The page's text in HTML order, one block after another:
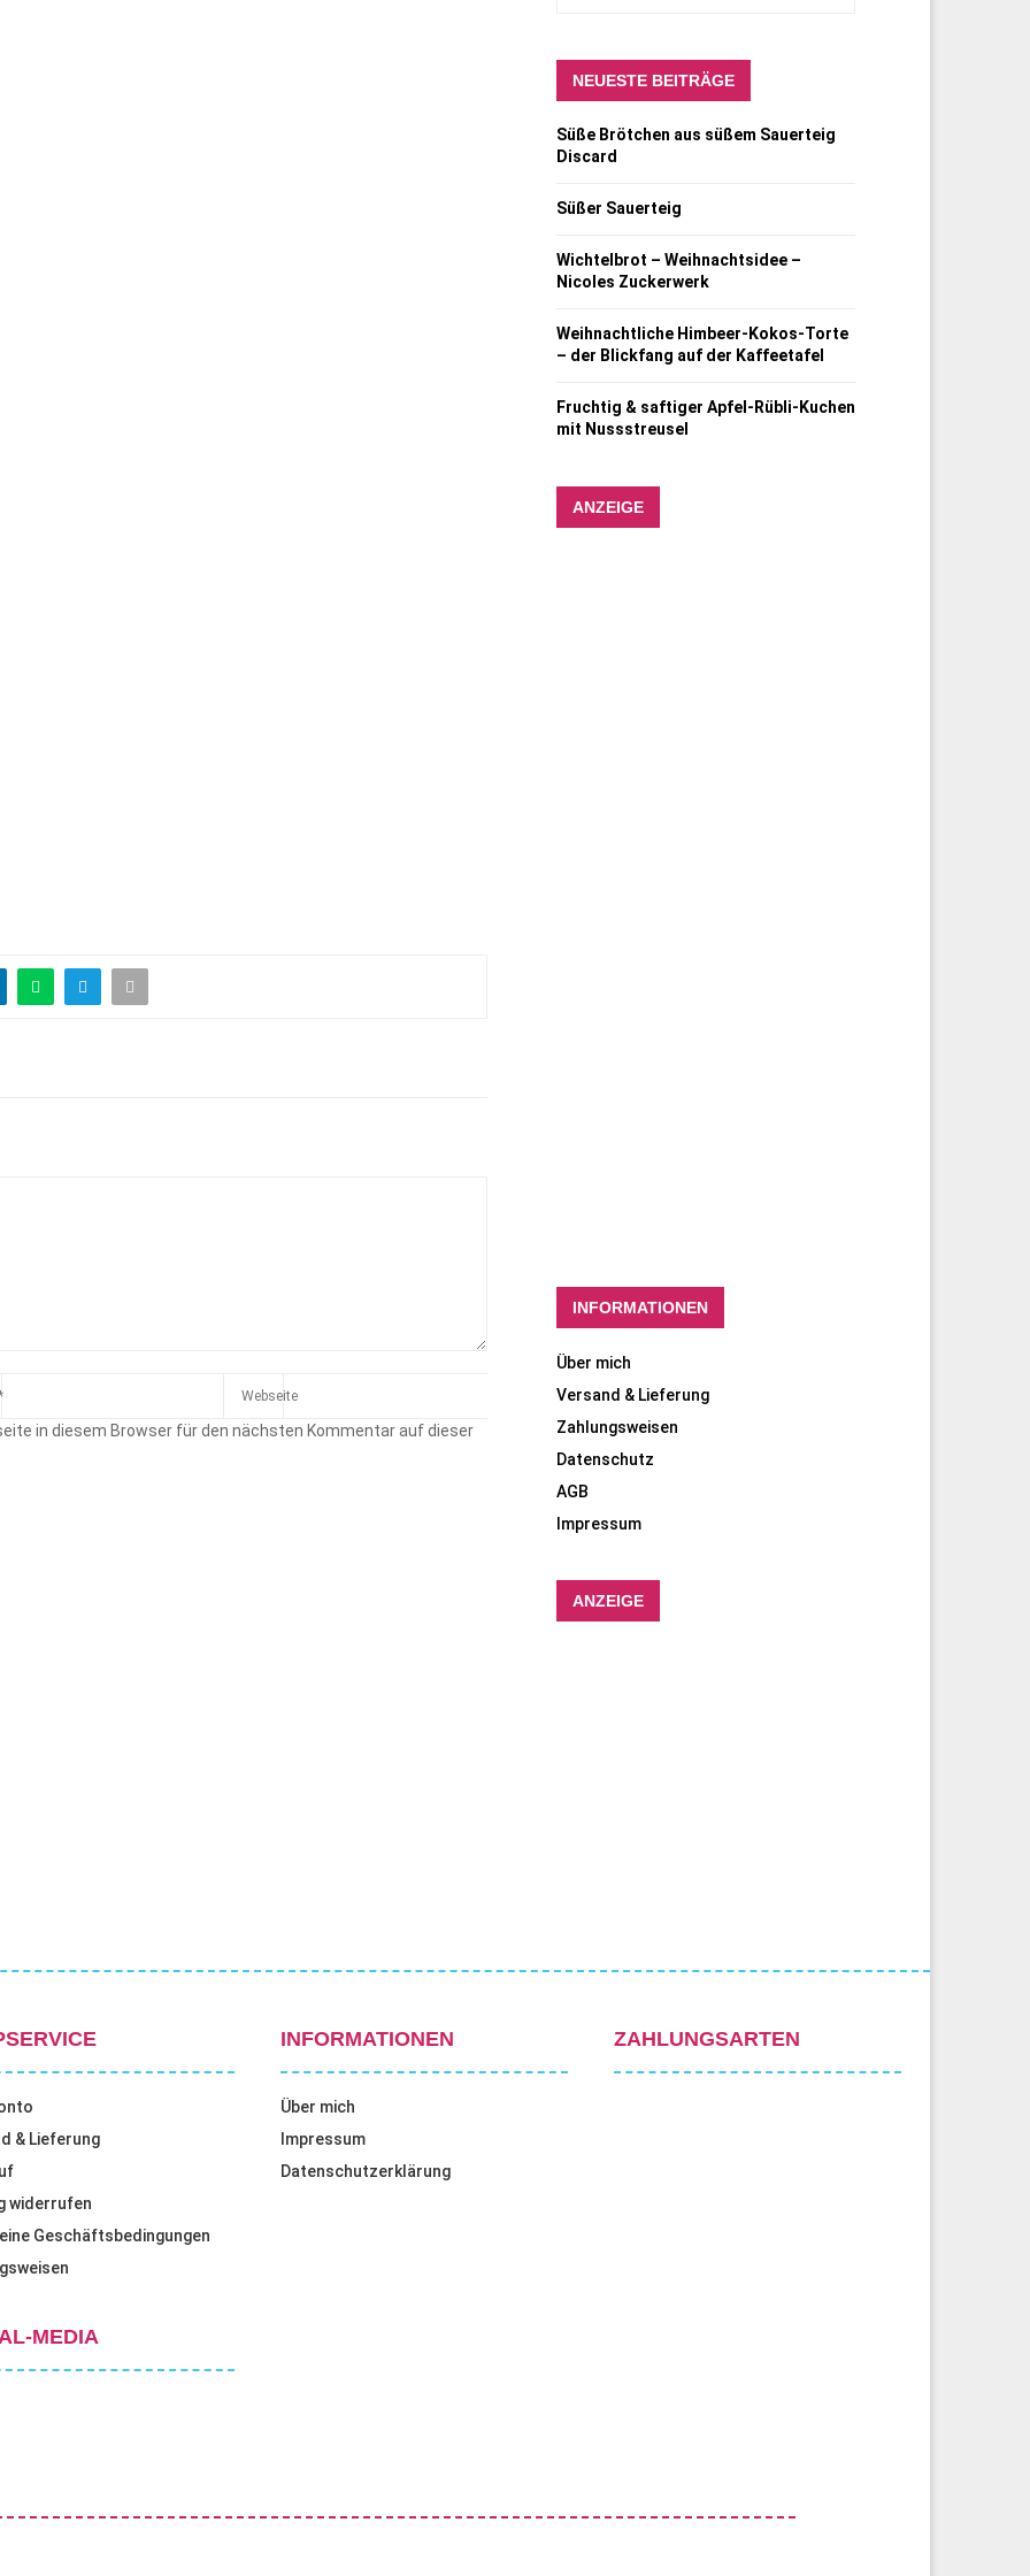
in diesem Browser für den nächsten Kommentar auf dieser
NEUESTE BEITRÄGE
Süße Brötchen aus süßem Sauerteig
Discard
Süßer Sauerteig
Wichtelbrot – Weihnachtsidee –
Nicoles Zuckerwerk
Weihnachtliche Himbeer-Kokos-Torte
– der Blickfang auf der Kaffeetafel
Fruchtig & saftiger Apfel-Rübli-Kuchen
mit Nussstreusel
ANZEIGE
INFORMATIONEN
Über mich
Versand & Lieferung
Zahlungsweisen
Datenschutz
AGB
Impressum
ANZEIGE
& Lieferung
widerrufen
Geschäftsbedingungen
MEDIA
INFORMATIONEN
Über mich
Impressum
Datenschutzerklärung
ZAHLUNGSARTEN